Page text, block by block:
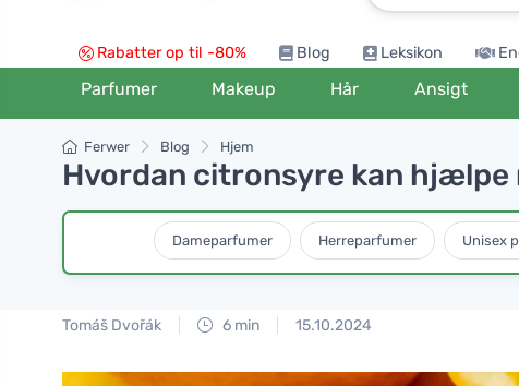
Rabatter op til -80% Blog Leksikon
Parfumer Makeup Hår Ansigt
Ferwer Blog Hjem
Hvordan citronsyre kan hjælpe
Dameparfumer Herreparfumer Unisex
Tomáš Dvořák 6 min 15.10.2024